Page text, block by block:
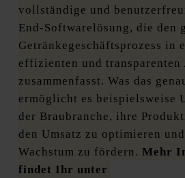
vollständige und
End-Softwarelösung, die den
Getränkegeschäftsprozess in
effizienten und transparenten
zusammenfasst. Was das
ermöglicht es beispielsweise
der Braubranche, ihre
den Umsatz zu optimieren
Wachstum zu fördern. Mehr
findet Ihr unter